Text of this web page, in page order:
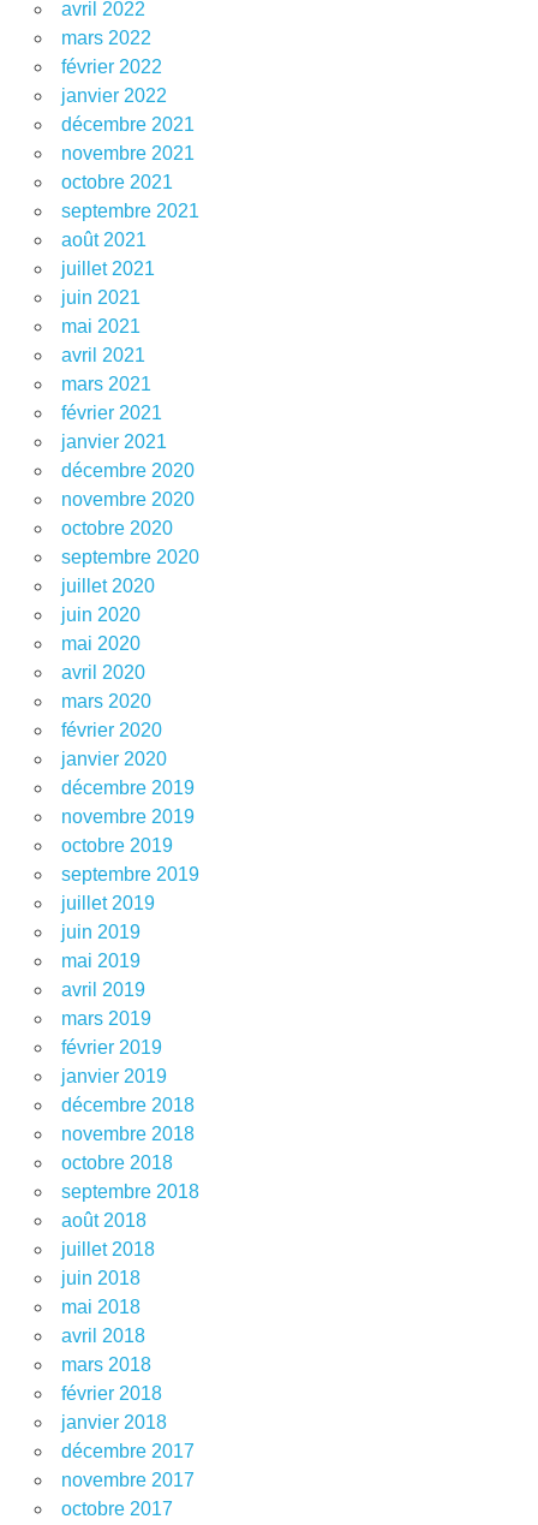
avril 2022
mars 2022
février 2022
janvier 2022
décembre 2021
novembre 2021
octobre 2021
septembre 2021
août 2021
juillet 2021
juin 2021
mai 2021
avril 2021
mars 2021
février 2021
janvier 2021
décembre 2020
novembre 2020
octobre 2020
septembre 2020
juillet 2020
juin 2020
mai 2020
avril 2020
mars 2020
février 2020
janvier 2020
décembre 2019
novembre 2019
octobre 2019
septembre 2019
juillet 2019
juin 2019
mai 2019
avril 2019
mars 2019
février 2019
janvier 2019
décembre 2018
novembre 2018
octobre 2018
septembre 2018
août 2018
juillet 2018
juin 2018
mai 2018
avril 2018
mars 2018
février 2018
janvier 2018
décembre 2017
novembre 2017
octobre 2017